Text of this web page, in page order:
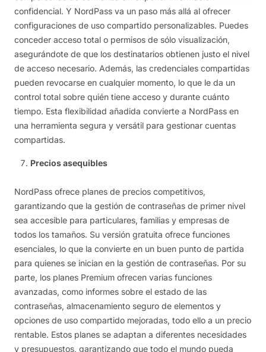
confidencial. Y NordPass va un paso más allá al ofrecer
configuraciones de uso compartido personalizables. Puedes
conceder acceso total o permisos de sólo visualización,
asegurándote de que los destinatarios obtienen justo el nivel
de acceso necesario. Además, las credenciales compartidas
pueden revocarse en cualquier momento, lo que le da un
control total sobre quién tiene acceso y durante cuánto
tiempo. Esta flexibilidad añadida convierte a NordPass en
una herramienta segura y versátil para gestionar cuentas
compartidas.
Precios asequibles
NordPass ofrece planes de precios competitivos,
garantizando que la gestión de contraseñas de primer nivel
sea accesible para particulares, familias y empresas de
todos los tamaños. Su versión gratuita ofrece funciones
esenciales, lo que la convierte en un buen punto de partida
para quienes se inician en la gestión de contraseñas. Por su
parte, los planes Premium ofrecen varias funciones
avanzadas, como informes sobre el estado de las
contraseñas, almacenamiento seguro de elementos y
opciones de uso compartido mejoradas, todo ello a un precio
rentable. Estos planes se adaptan a diferentes necesidades
y presupuestos, garantizando que todo el mundo pueda